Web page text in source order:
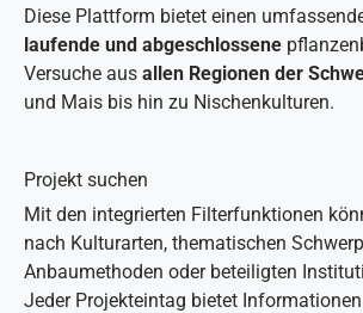
Diese Plattform bietet einen
laufende und abgeschlossene
Versuche aus allen Regionen der
und Mais bis hin zu Nischenkulturen.
Projekt suchen
Mit den integrierten Filterfunktionen
nach Kulturarten, thematischen
Anbaumethoden oder beteiligten
Jeder Projekteintag bietet